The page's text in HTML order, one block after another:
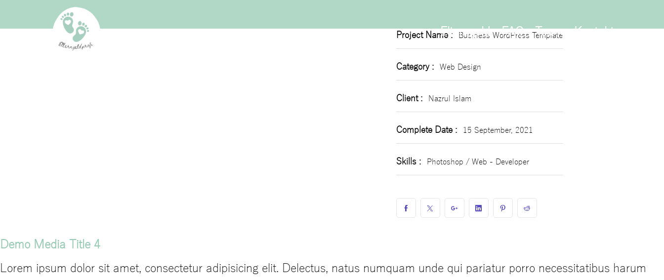
Elterngeld FAQ Team Kontakt
Project Name : Business WordPress Template
Category : Web Design
Client : Nazrul Islam
Complete Date : 15 September, 2021
Skills : Photoshop / Web - Developer
Demo Media Title 4
Lorem ipsum dolor sit amet, consectetur adipisicing elit. Delectus, natus numquam unde qui pariatur porro necessitatibus harum